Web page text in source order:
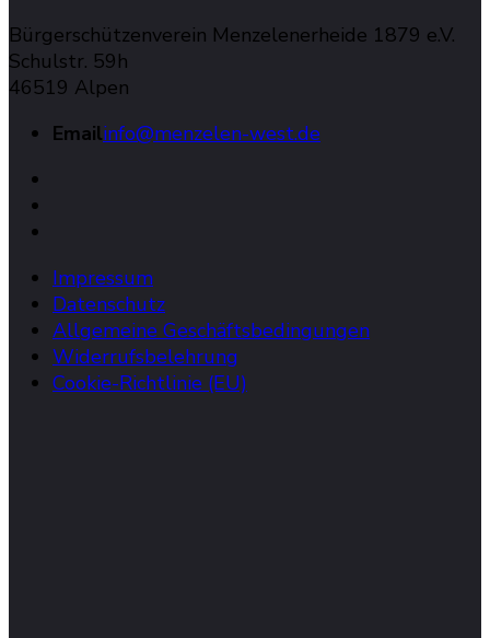
Bürgerschützenverein Menzelenerheide 1879 e.V.
Schulstr. 59h
46519 Alpen
Emailinfo@menzelen-west.de
Impressum
Datenschutz
Allgemeine Geschäftsbedingungen
Widerrufsbelehrung
Cookie-Richtlinie (EU)